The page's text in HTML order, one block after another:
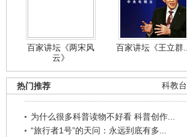
百家讲坛《两宋风
云》
百家讲坛《王立群...
科教台
热门推荐
为什么很多科普读物不好看 科普创作...
“旅行者1号”的天问：永远到底有多...